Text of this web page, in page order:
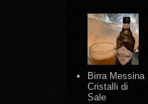
Birra Messina
Cristalli di
Sale